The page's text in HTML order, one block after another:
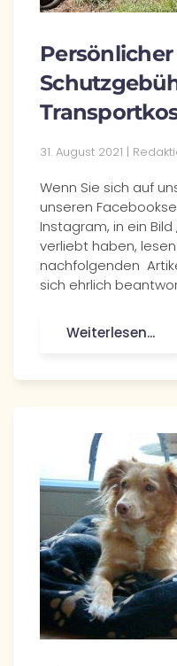
31. August 2021 |
Wenn Sie sich auf
unseren
Instagram, in ein Bild
verliebt haben,
nachfolgenden
sich ehrlich
Weiterlesen...